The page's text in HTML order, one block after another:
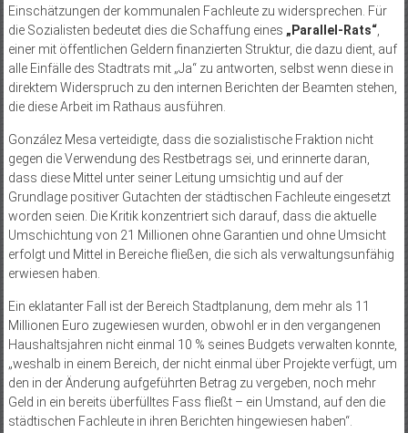
Einschätzungen der kommunalen Fachleute zu widersprechen. Für
die Sozialisten bedeutet dies die Schaffung eines „Parallel-Rats“,
einer mit öffentlichen Geldern finanzierten Struktur, die dazu dient, auf
alle Einfälle des Stadtrats mit „Ja“ zu antworten, selbst wenn diese in
direktem Widerspruch zu den internen Berichten der Beamten stehen,
die diese Arbeit im Rathaus ausführen.
González Mesa verteidigte, dass die sozialistische Fraktion nicht
gegen die Verwendung des Restbetrags sei, und erinnerte daran,
dass diese Mittel unter seiner Leitung umsichtig und auf der
Grundlage positiver Gutachten der städtischen Fachleute eingesetzt
worden seien. Die Kritik konzentriert sich darauf, dass die aktuelle
Umschichtung von 21 Millionen ohne Garantien und ohne Umsicht
erfolgt und Mittel in Bereiche fließen, die sich als verwaltungsunfähig
erwiesen haben.
Ein eklatanter Fall ist der Bereich Stadtplanung, dem mehr als 11
Millionen Euro zugewiesen wurden, obwohl er in den vergangenen
Haushaltsjahren nicht einmal 10 % seines Budgets verwalten konnte,
„weshalb in einem Bereich, der nicht einmal über Projekte verfügt, um
den in der Änderung aufgeführten Betrag zu vergeben, noch mehr
Geld in ein bereits überfülltes Fass fließt – ein Umstand, auf den die
städtischen Fachleute in ihren Berichten hingewiesen haben“.